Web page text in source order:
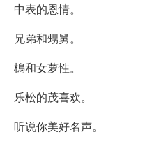
中表的恩情。
兄弟和甥舅。
樢和女萝性。
乐松的茂喜欢。
听说你美好名声。